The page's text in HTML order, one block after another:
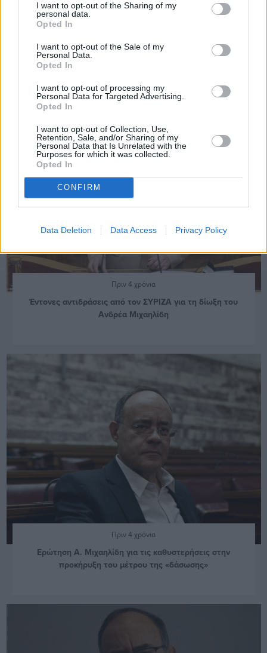
I want to opt-out of the Sharing of my
personal data.
Opted In
I want to opt-out of the Sale of my
Personal Data.
Opted In
I want to opt-out of processing my
Personal Data for Targeted Advertising.
Opted In
I want to opt-out of Collection, Use,
Retention, Sale, and/or Sharing of my
Personal Data that Is Unrelated with the
Purposes for which it was collected.
Opted In
CONFIRM
Data Deletion Data Access Privacy Policy
Ανδρέας Μιχαηλίδης: «Βλαπτικές συνέπειες για την Ε.Μ.Χ.
από την αγροτική πολιτική της Ν.Δ.»
Πριν 4 χρόνια
Έντονες αντιδράσεις από τον ΣΥΡΙΖΑ για τη δίωξη του
Ανδρέα Μιχαηλίδη
Πριν 4 χρόνια
Ερώτηση Α. Μιχαηλίδη για τις καθυστερήσεις στην
προκήρυξη του μέτρου της «δάσωσης»